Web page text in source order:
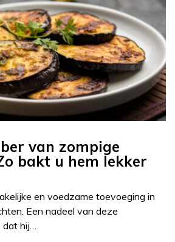
van zompige
bakt u hem lekker
en voedzame toevoeging in
Een nadeel van deze
dat hij…